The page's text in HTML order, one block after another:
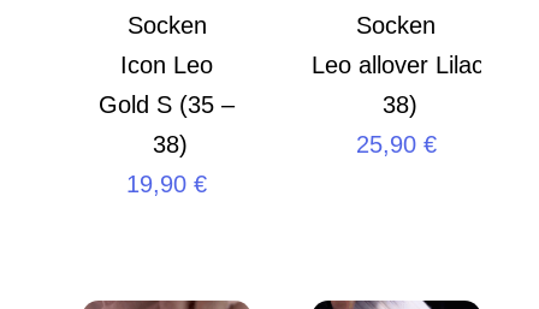
Socken
Icon Leo
Gold S (35 –
38)
19,90€
Socken
Leo allover Lilac S
38)
25,90 €